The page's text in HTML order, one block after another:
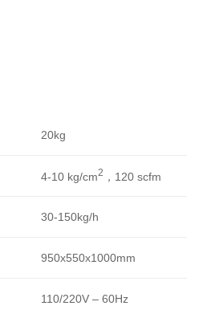
20kg
4-10 kg/cm2 ，120 scfm
30-150kg/h
950x550x1000mm
110/220V – 60Hz